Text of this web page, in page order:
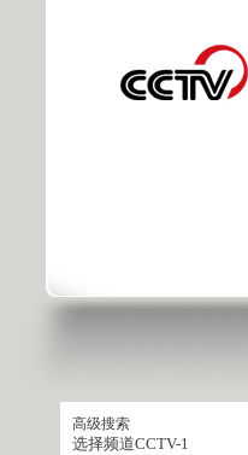
高级搜索
选择频道CCTV-1